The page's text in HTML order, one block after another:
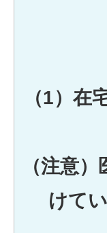
（1）在
（注意
けて